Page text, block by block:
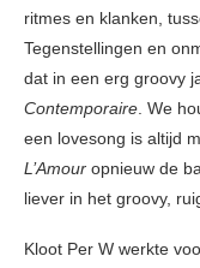
ritmes en klanken,
Tegenstellingen en
dat in een erg groovy
Contemporaire . We
een lovesong is altijd
L’Amour opnieuw de
liever in het groovy,
Kloot Per W werkte